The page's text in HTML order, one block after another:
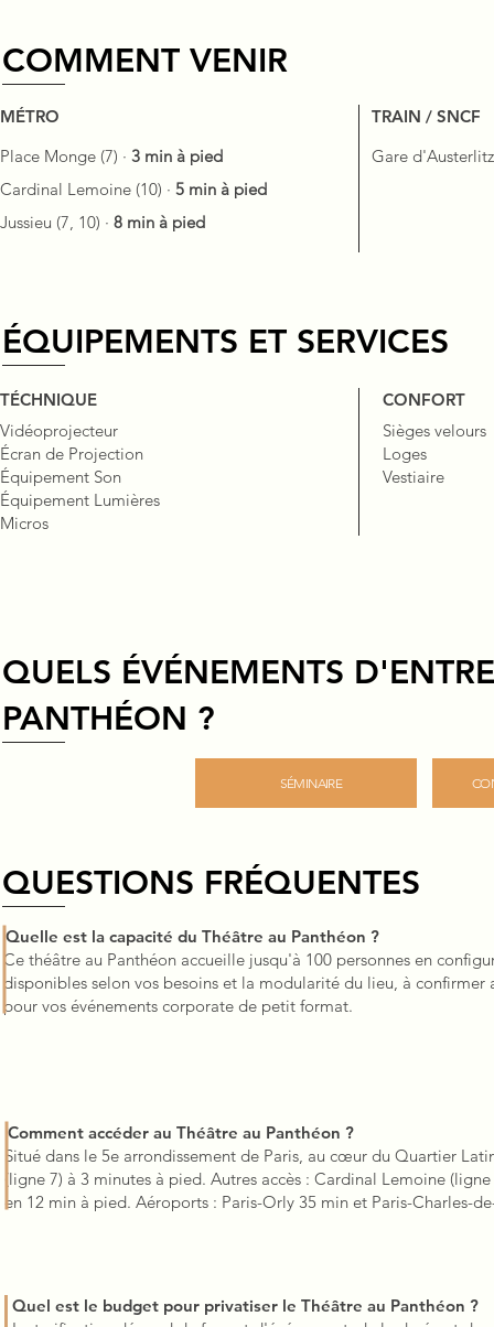
COMMENT VENIR
MÉTRO
Place Monge (7) · 3 min à pied
Cardinal Lemoine (10) · 5 min à pied
Jussieu (7, 10) · 8 min à pied
TRAIN / SNCF
Gare
ÉQUIPEMENTS ET SERVICES
TÉCHNIQUE
Vidéoprojecteur
Écran de Projection
Équipement Son
Équipement Lumières
Micros
CONFORT
Sièges velours
Loges
Vestiaire
QUELS ÉVÉNEMENTS
PANTHÉON ?
SÉMINAIRE
QUESTIONS FRÉQUENTES
Quelle est la capacité du Théâtre au Panthéon ?
Ce théâtre au Panthéon accueille jusqu'à 100 personnes en
disponibles selon vos besoins et la modularité du lieu, à
pour vos événements corporate de petit format.
Comment accéder au Théâtre au Panthéon ?
Situé dans le 5e arrondissement de Paris, au cœur du Quartier
(ligne 7) à 3 minutes à pied. Autres accès : Cardinal Lemoine
en 12 min à pied. Aéroports : Paris-Orly 35 min et Paris-Charles-
Quel est le budget pour privatiser le Théâtre au Panthéon ?